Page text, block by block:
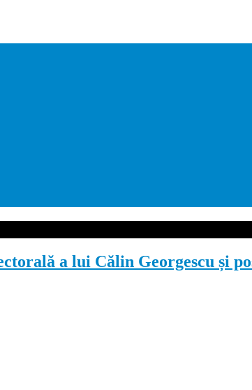
a lui Călin Georgescu și